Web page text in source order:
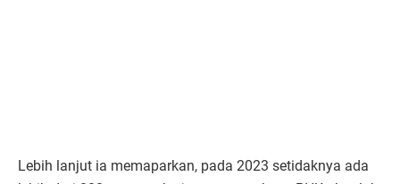
Lebih lanjut ia memaparkan, pada 2023 setidaknya ada